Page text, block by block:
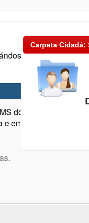
das seguintes
do Concello de Vigo,
empresas).
Carpeta